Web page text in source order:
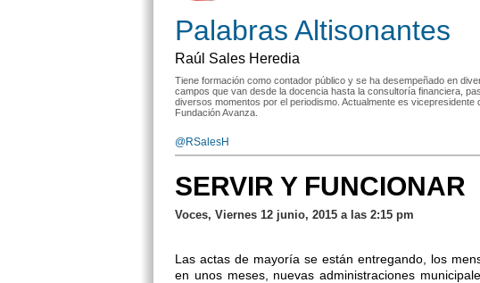
Palabras Altisonantes
Raúl Sales Heredia
Tiene formación como contador público y se ha desempeñado en
campos que van desde la docencia hasta la consultoría financiera,
diversos momentos por el periodismo. Actualmente es vicepresidente
Fundación Avanza.
@RSalesH
SERVIR Y FUNCIONAR
Voces, Viernes 12 junio, 2015 a las 2:15 pm
Las actas de mayoría se están entregando, los
en unos meses, nuevas administraciones